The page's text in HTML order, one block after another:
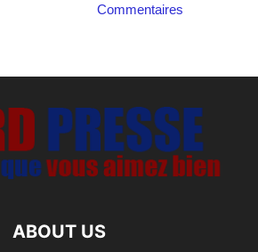
Commentaires
ABOUT US